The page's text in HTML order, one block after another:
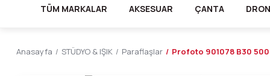
TÜM MARKALAR AKSESUAR ÇANTA
Anasayfa STÜDYO & IŞIK Paraflaşlar Profoto 901078 B30